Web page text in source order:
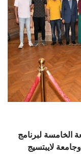
الطلاب
هيئة التدريس
الدراسات العليا
الخريجين
الزائـرون
لبرنامج
لايبتسيج